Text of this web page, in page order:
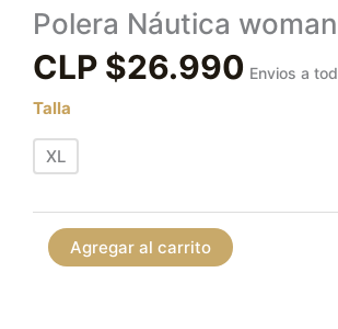
Polera Náutica woman
CLP $26.990 Envios a
Talla
XL
Agregar al carrito